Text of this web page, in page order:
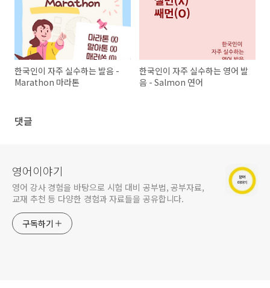
한국인이 자주 실수하는 발음 -
Marathon 마라톤
한국인이 자주 실수하는 영어 발
음 - Salmon 연어
댓글
영어이야기
영어 강사 경험을 바탕으로 시험 대비 공부법, 공부자료,
교재 추천 등 다양한 경험과 자료들을 공유합니다.
구독하기